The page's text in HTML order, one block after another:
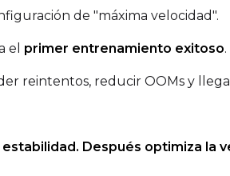
de "máxima velocidad".
el primer entrenamiento exitoso.
reintentos, reducir OOMs y
Después optimiza la